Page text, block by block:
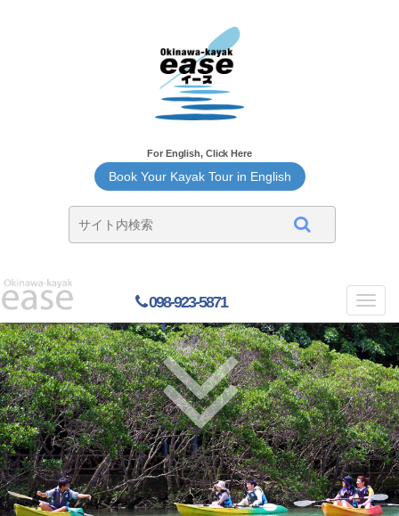
For English, Click Here
Book Your Kayak Tour in English
098-923-5871